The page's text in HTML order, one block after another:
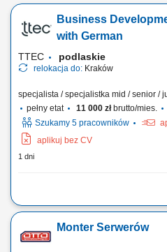
Business
with German
TTEC podlaskie
relokacja do: Kraków
specjalista / specjalistka mid / senior /
pełny etat
11 000 złbrutto/mies.
Szukamy 5 pracowników
aplikuj bez CV
1 dni
Tasks: Bring your passion to
Recommend, quote, and negotiate
to close the sale while identifying and
Monter Serwerów